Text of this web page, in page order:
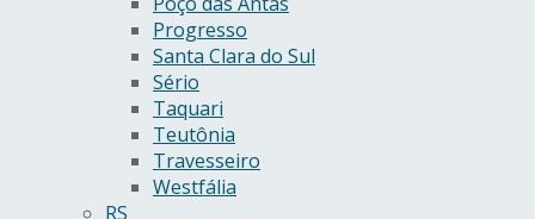
Progresso
Santa Clara do Sul
Sério
Taquari
Teutônia
Travesseiro
Westfália
RS